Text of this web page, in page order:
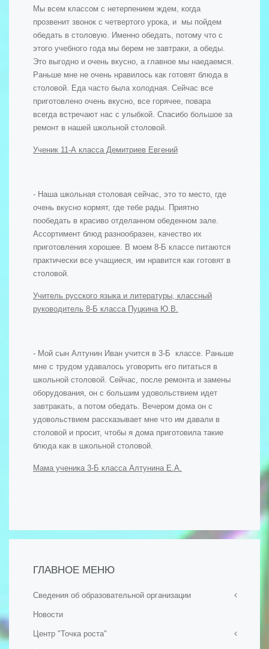
Мы всем классом с нетерпением ждем, когда
прозвенит звонок с четвертого урока, и мы пойдем
обедать в столовую. Именно обедать, потому что с
этого учебного года мы берем не завтраки, а обеды.
Это выгодно и очень вкусно, а главное мы наедаемся.
Раньше мне не очень нравилось как готовят блюда в
столовой. Еда часто была холодная. Сейчас все
приготовлено очень вкусно, все горячее, повара
всегда встречают нас с улыбкой. Спасибо большое за
ремонт в нашей школьной столовой.
Ученик 11-А класса Демитриев Евгений
- Наша школьная столовая сейчас, это то место, где
очень вкусно кормят, где тебе рады. Приятно
пообедать в красиво отделанном обеденном зале.
Ассортимент блюд разнообразен, качество их
приготовления хорошее. В моем 8-Б классе питаются
практически все учащиеся, им нравится как готовят в
столовой.
Учитель русского языка и литературы, классный
руководитель 8-Б класса Пуцкина Ю.В.
- Мой сын Алтунин Иван учится в 3-Б классе. Раньше
мне с трудом удавалось уговорить его питаться в
школьной столовой. Сейчас, после ремонта и замены
оборудования, он с большим удовольствием идет
завтракать, а потом обедать. Вечером дома он с
удовольствием рассказывает мне что им давали в
столовой и просит, чтобы я дома приготовила такие
блюда как в школьной столовой.
Мама ученика 3-Б класса Алтунина Е.А.
ГЛАВНОЕ МЕНЮ
Сведения об образовательной организации
- Основные сведения
- Структура и органы управления образовательной
Новости
Центр "Точка роста"